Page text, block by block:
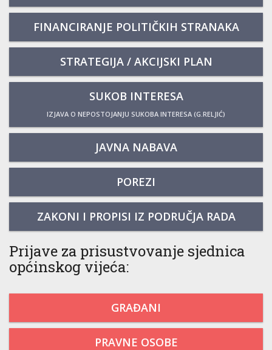
FINANCIRANJE POLITIČKIH STRANAKA
STRATEGIJA / AKCIJSKI PLAN
SUKOB INTERESA
IZJAVA O NEPOSTOJANJU SUKOBA INTERESA (G.RELJIĆ)
JAVNA NABAVA
POREZI
ZAKONI I PROPISI IZ PODRUČJA RADA
Prijave za prisustvovanje sjednica
općinskog vijeća:
GRAĐANI
PRAVNE OSOBE